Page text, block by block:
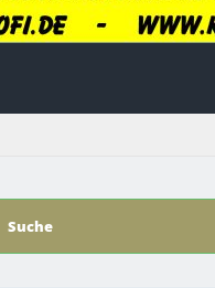
Suche